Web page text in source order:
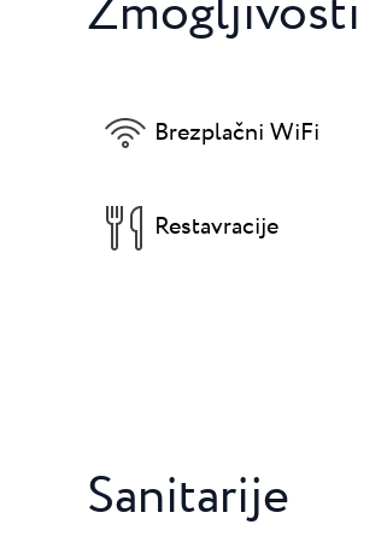
Brezplačni WiFi
Restavracije
Sanitarije